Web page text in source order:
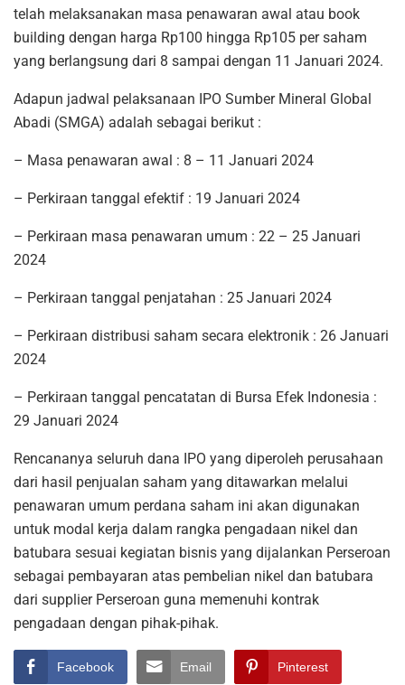
telah melaksanakan masa penawaran awal atau book
building dengan harga Rp100 hingga Rp105 per saham
yang berlangsung dari 8 sampai dengan 11 Januari 2024.
Adapun jadwal pelaksanaan IPO Sumber Mineral Global
Abadi (SMGA) adalah sebagai berikut :
– Masa penawaran awal : 8 – 11 Januari 2024
– Perkiraan tanggal efektif : 19 Januari 2024
– Perkiraan masa penawaran umum : 22 – 25 Januari
2024
– Perkiraan tanggal penjatahan : 25 Januari 2024
– Perkiraan distribusi saham secara elektronik : 26 Januari
2024
– Perkiraan tanggal pencatatan di Bursa Efek Indonesia :
29 Januari 2024
Rencananya seluruh dana IPO yang diperoleh perusahaan
dari hasil penjualan saham yang ditawarkan melalui
penawaran umum perdana saham ini akan digunakan
untuk modal kerja dalam rangka pengadaan nikel dan
batubara sesuai kegiatan bisnis yang dijalankan Perseroan
sebagai pembayaran atas pembelian nikel dan batubara
dari supplier Perseroan guna memenuhi kontrak
pengadaan dengan pihak-pihak.
Facebook Email Pinterest